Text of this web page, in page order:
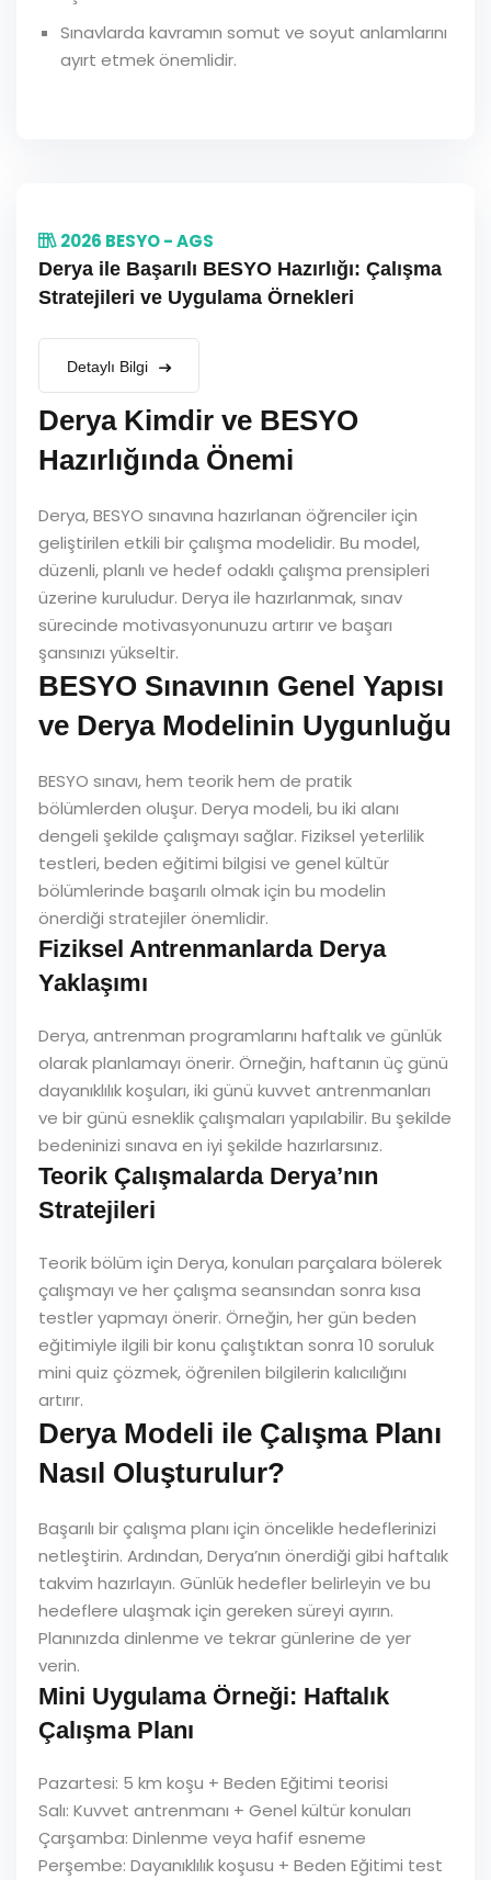
Sınavlarda kavramın somut ve soyut anlamlarını
ayırt etmek önemlidir.
2026 BESYO - AGS
Derya ile Başarılı BESYO Hazırlığı: Çalışma
Stratejileri ve Uygulama Örnekleri
Detaylı Bilgi
Derya Kimdir ve BESYO
Hazırlığında Önemi
Derya, BESYO sınavına hazırlanan öğrenciler için
geliştirilen etkili bir çalışma modelidir. Bu model,
düzenli, planlı ve hedef odaklı çalışma prensipleri
üzerine kuruludur. Derya ile hazırlanmak, sınav
sürecinde motivasyonunuzu artırır ve başarı
şansınızı yükseltir.
BESYO Sınavının Genel Yapısı
ve Derya Modelinin Uygunluğu
BESYO sınavı, hem teorik hem de pratik
bölümlerden oluşur. Derya modeli, bu iki alanı
dengeli şekilde çalışmayı sağlar. Fiziksel yeterlilik
testleri, beden eğitimi bilgisi ve genel kültür
bölümlerinde başarılı olmak için bu modelin
önerdiği stratejiler önemlidir.
Fiziksel Antrenmanlarda Derya
Yaklaşımı
Derya, antrenman programlarını haftalık ve günlük
olarak planlamayı önerir. Örneğin, haftanın üç günü
dayanıklılık koşuları, iki günü kuvvet antrenmanları
ve bir günü esneklik çalışmaları yapılabilir. Bu şekilde
bedeninizi sınava en iyi şekilde hazırlarsınız.
Teorik Çalışmalarda Derya’nın
Stratejileri
Teorik bölüm için Derya, konuları parçalara bölerek
çalışmayı ve her çalışma seansından sonra kısa
testler yapmayı önerir. Örneğin, her gün beden
eğitimiyle ilgili bir konu çalıştıktan sonra 10 soruluk
mini quiz çözmek, öğrenilen bilgilerin kalıcılığını
artırır.
Derya Modeli ile Çalışma Planı
Nasıl Oluşturulur?
Başarılı bir çalışma planı için öncelikle hedeflerinizi
netleştirin. Ardından, Derya’nın önerdiği gibi haftalık
takvim hazırlayın. Günlük hedefler belirleyin ve bu
hedeflere ulaşmak için gereken süreyi ayırın.
Planınızda dinlenme ve tekrar günlerine de yer
verin.
Mini Uygulama Örneği: Haftalık
Çalışma Planı
Pazartesi: 5 km koşu + Beden Eğitimi teorisi
Salı: Kuvvet antrenmanı + Genel kültür konuları
Çarşamba: Dinlenme veya hafif esneme
Perşembe: Dayanıklılık koşusu + Beden Eğitimi test